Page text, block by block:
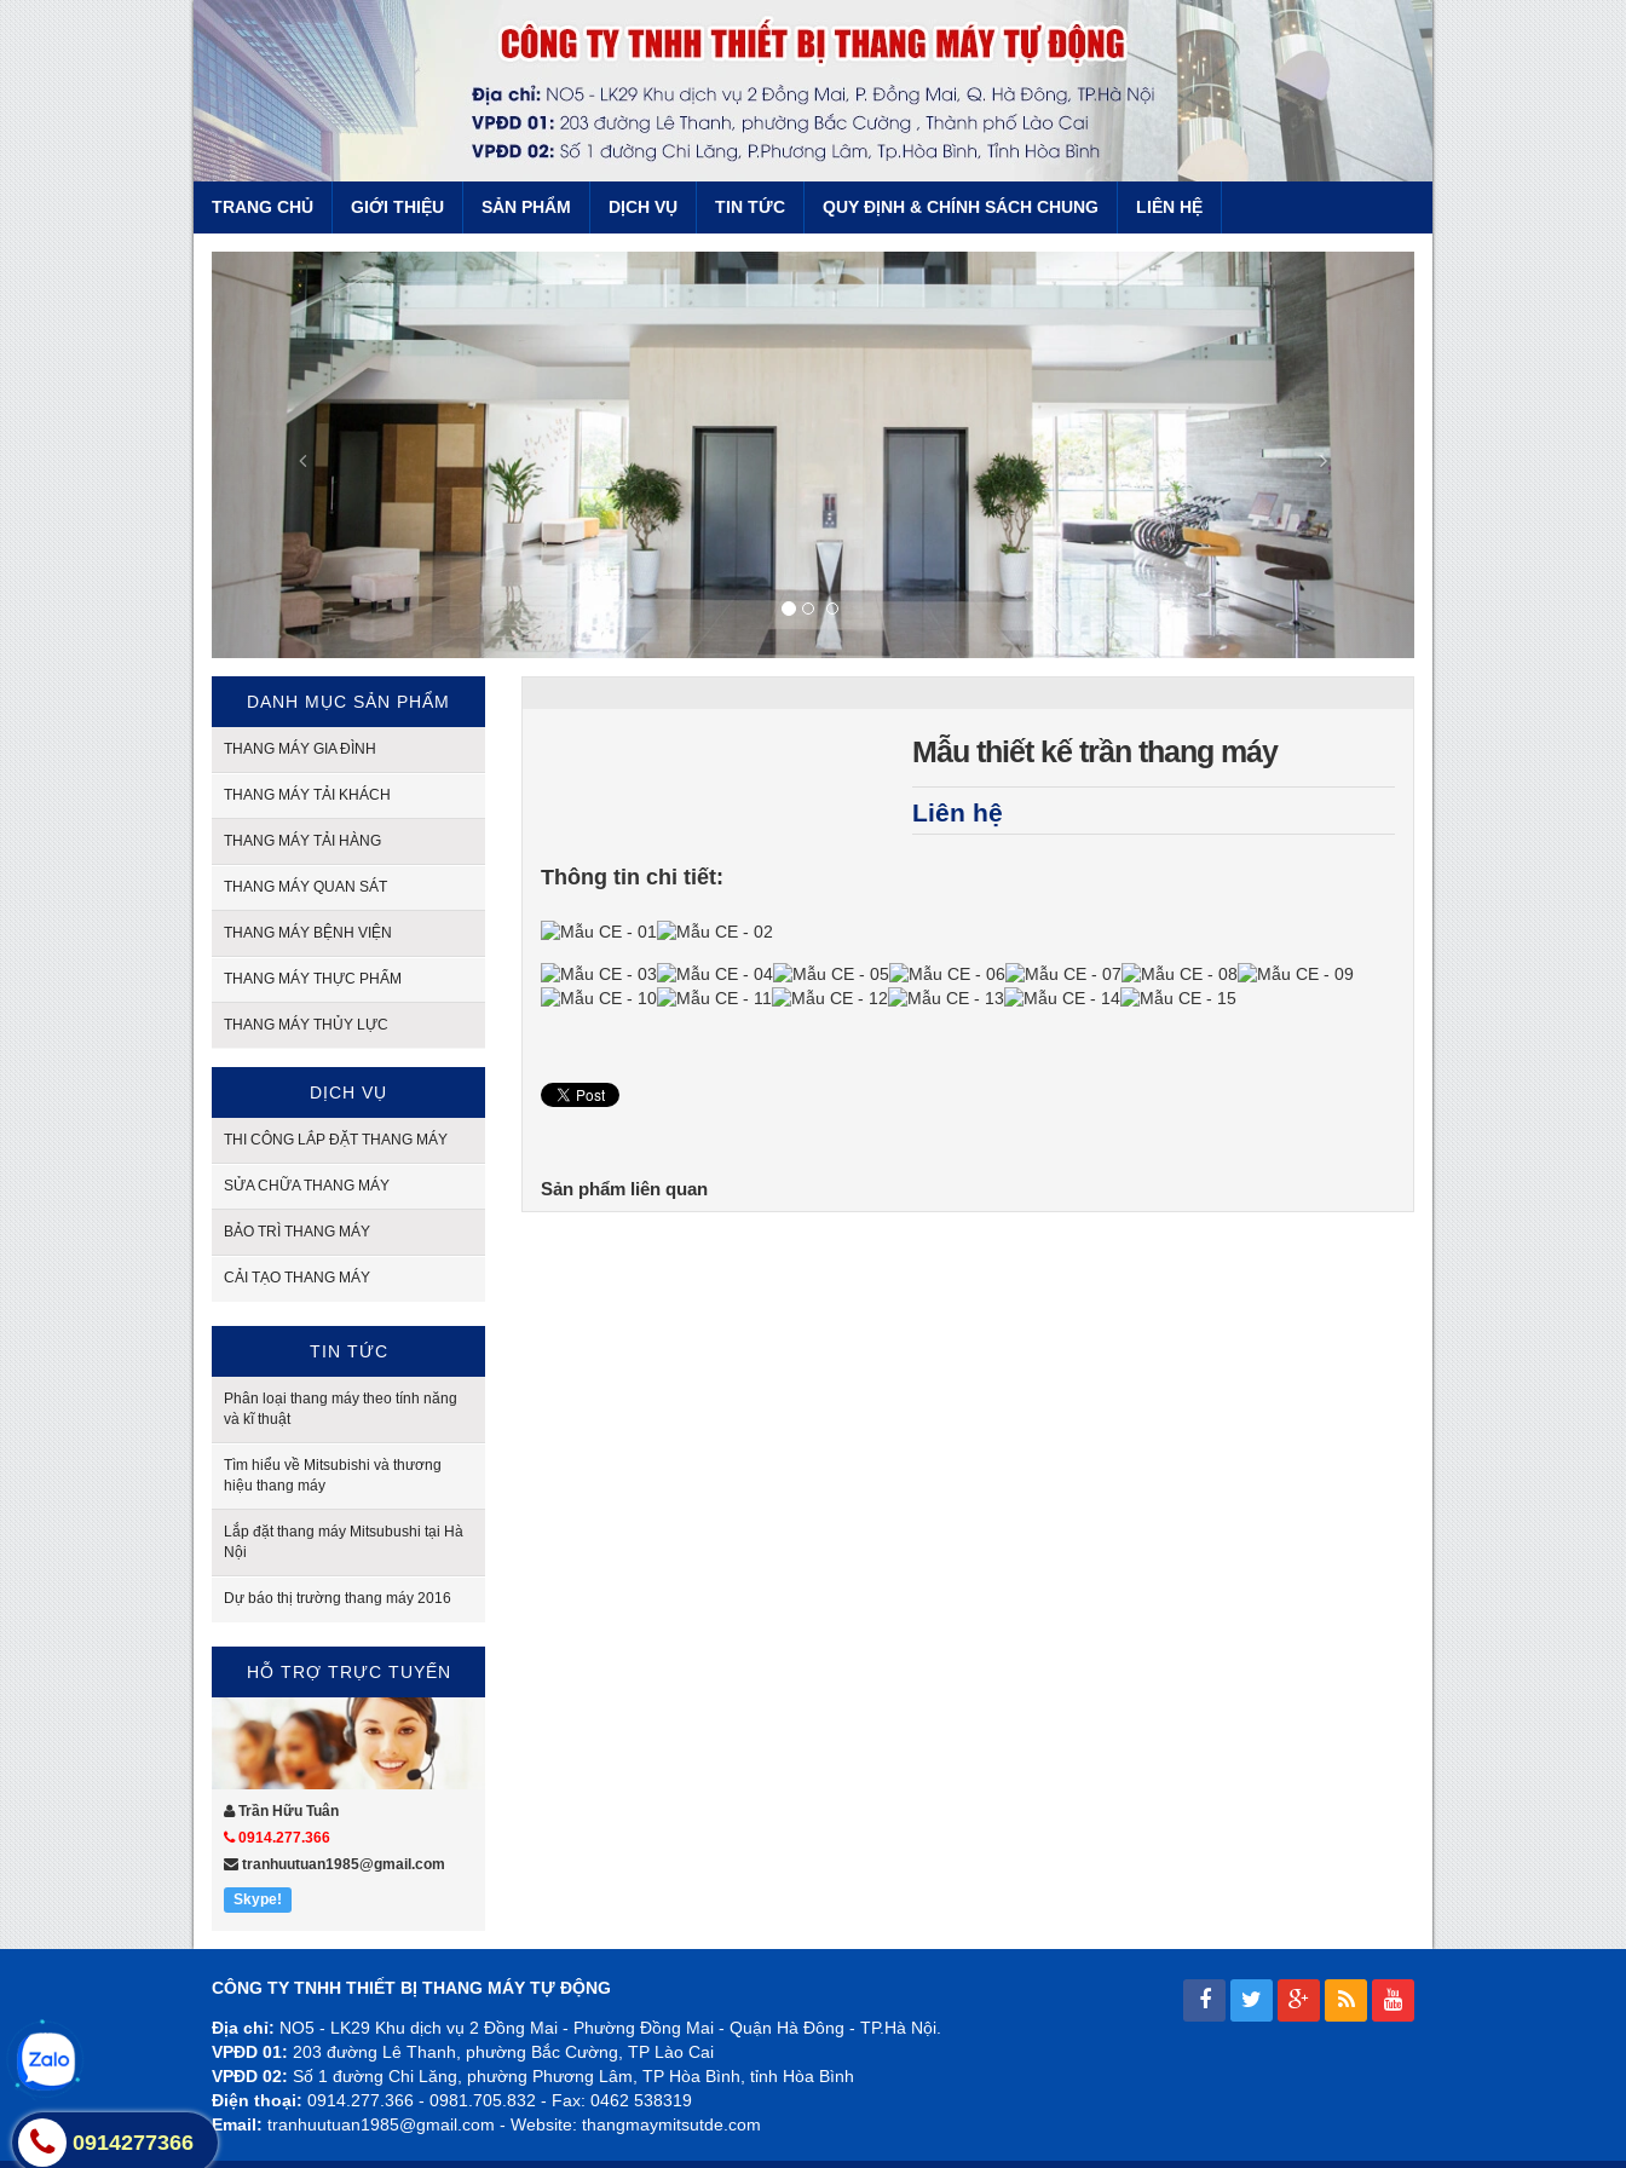
TRANG CHỦ GIỚI THIỆU SẢN PHẨM DỊCH VỤ TIN TỨC QUY ĐỊNH & CHÍNH SÁCH CHUNG LIÊN HỆ
Previous Next
Mẫu thiết kế trần thang máy
Liên hệ
Thông tin chi tiết:
Sản phẩm liên quan
DANH MỤC SẢN PHẨM
THANG MÁY GIA ĐÌNH
THANG MÁY TẢI KHÁCH
THANG MÁY TẢI HÀNG
THANG MÁY QUAN SÁT
THANG MÁY BỆNH VIỆN
THANG MÁY THỰC PHẨM
THANG MÁY THỦY LỰC
DỊCH VỤ
THI CÔNG LẮP ĐẶT THANG MÁY
SỬA CHỮA THANG MÁY
BẢO TRÌ THANG MÁY
CẢI TẠO THANG MÁY
TIN TỨC
Phân loại thang máy theo tính năng
và kĩ thuật
Tìm hiểu về Mitsubishi và thương
hiệu thang máy
Lắp đặt thang máy Mitsubushi tại Hà
Nội
Dự báo thị trường thang máy 2016
HỖ TRỢ TRỰC TUYẾN
Trần Hữu Tuân
0914.277.366
tranhuutuan1985@gmail.com
Skype!
CÔNG TY TNHH THIẾT BỊ THANG MÁY TỰ ĐỘNG
Địa chỉ: NO5 - LK29 Khu dịch vụ 2 Đồng Mai - Phường Đồng Mai - Quận Hà Đông - TP.Hà Nội.
VPĐD 01: 203 đường Lê Thanh, phường Bắc Cường, TP Lào Cai
VPĐD 02: Số 1 đường Chi Lăng, phường Phương Lâm, TP Hòa Bình, tỉnh Hòa Bình
Điện thoại: 0914.277.366 - 0981.705.832 - Fax: 0462 538319
Email: tranhuutuan1985@gmail.com - Website: thangmaymitsutde.com
0914277366